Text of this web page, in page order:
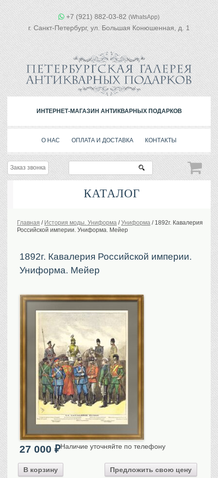
+7 (921) 882-03-82 (WhatsApp)
г. Санкт-Петербург, ул. Большая Конюшенная, д. 1
ИНТЕРНЕТ-МАГАЗИН АНТИКВАРНЫХ ПОДАРКОВ
О НАС ОПЛАТА И ДОСТАВКА КОНТАКТЫ
Заказ звонка
КАТАЛОГ
История Российской империи. Обычаи
Предметы VIP
Портреты царской семьи
Москва
Санкт-Петербург
Российская империя
Прочие
Старинные карты
Российская империя
Европа
Мир
Исторические карты
Виды городов
Москва
Санкт-Петербург
Прочие
Главная / История моды. Униформа /Униформа / 1892г. Кавалерия
Российской империи. Униформа. Мейер
1892г. Кавалерия Российской империи.
Униформа. Мейер
27 000 ₽
В корзину Предложить свою цену
Наличие уточняйте по телефону